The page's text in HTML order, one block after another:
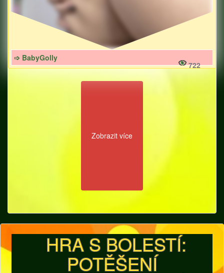
➩ BabyGolly
722
Zobrazit více
HRA S BOLESTÍ:
POTĚŠENÍ